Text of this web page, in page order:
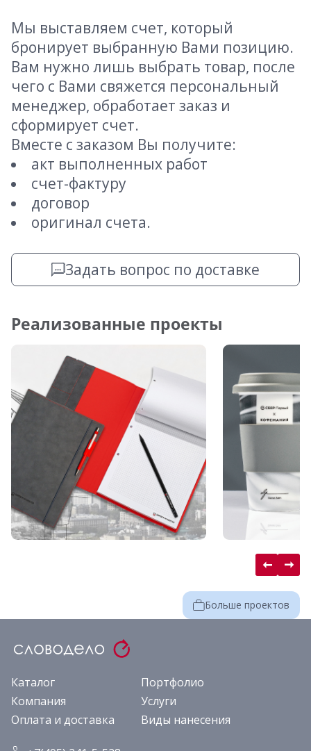
Мы выставляем счет, который
бронирует выбранную Вами позицию.
Вам нужно лишь выбрать товар, после
чего с Вами свяжется персональный
менеджер, обработает заказ и
сформирует счет.
Вместе с заказом Вы получите:
акт выполненных работ
счет-фактуру
договор
оригинал счета.
Задать вопрос по доставке
Реализованные проекты
Больше проектов
Каталог
Портфолио
Компания
Услуги
Оплата и доставка
Виды нанесения